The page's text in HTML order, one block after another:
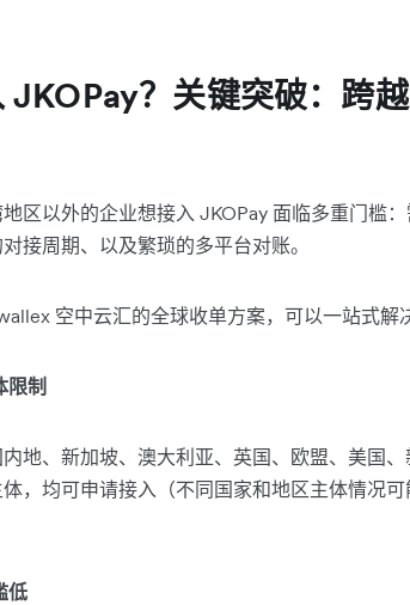
？ 关键突破：跨
区以外的企业想接入 JKOPay 面临多重门槛
接周期、以及繁琐的多平台对账。
空中云汇的全球收单方案，可以一站式解
限制
地、新加坡、澳大利亚、英国、欧盟、美国
，均可申请接入（不同国家和地区主体情况
低